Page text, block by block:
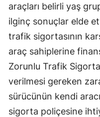
araçları belirli yaş
ilginç sonuçlar elde
trafik sigortasının
araç sahiplerine
Zorunlu Trafik
verilmesi gereken
sürücünün kendi
sigorta poliçesine